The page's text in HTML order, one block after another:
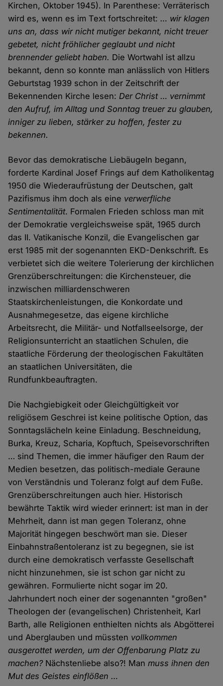
Kirchen, Oktober 1945). In Parenthese: Verräterisch
wird es, wenn es im Text fortschreitet: … wir klagen
uns an, dass wir nicht mutiger bekannt, nicht treuer
gebetet, nicht fröhlicher geglaubt und nicht
brennender geliebt haben. Die Wortwahl ist allzu
bekannt, denn so konnte man anlässlich von Hitlers
Geburtstag 1939 schon in der Zeitschrift der
Bekennenden Kirche lesen:Der Christ … vernimmt
den Aufruf, im Alltag und Sonntag treuer zu glauben,
inniger zu lieben, stärker zu hoffen, fester zu
bekennen.
Bevor das demokratische Liebäugeln begann,
forderte Kardinal Josef Frings auf dem Katholikentag
1950 die Wiederaufrüstung der Deutschen, galt
Pazifismus ihm doch als eine verwerfliche
Sentimentalität. Formalen Frieden schloss man mit
der Demokratie vergleichsweise spät, 1965 durch
das II. Vatikanische Konzil, die Evangelischen gar
erst 1985 mit der sogenannten EKD-Denkschrift. Es
verbietet sich die weitere Tolerierung der kirchlichen
Grenzüberschreitungen: die Kirchensteuer, die
inzwischen milliardenschweren
Staatskirchenleistungen, die Konkordate und
Ausnahmegesetze, das eigene kirchliche
Arbeitsrecht, die Militär- und Notfallseelsorge, der
Religionsunterricht an staatlichen Schulen, die
staatliche Förderung der theologischen Fakultäten
an staatlichen Universitäten, die
Rundfunkbeauftragten.
Die Nachgiebigkeit oder Gleichgültigkeit vor
religiösem Geschrei ist keine politische Option, das
Sonntagslächeln keine Einladung. Beschneidung,
Burka, Kreuz, Scharia, Kopftuch, Speisevorschriften
… sind Themen, die immer häufiger den Raum der
Medien besetzen, das politisch-mediale Geraune
von Verständnis und Toleranz folgt auf dem Fuße.
Grenzüberschreitungen auch hier. Historisch
bewährte Taktik wird wieder erinnert: ist man in der
Mehrheit, dann ist man gegen Toleranz, ohne
Majorität hingegen beschwört man sie. Dieser
Einbahnstraßentoleranz ist zu begegnen, sie ist
durch eine demokratisch verfasste Gesellschaft
nicht hinzunehmen, sie ist schon gar nicht zu
gewähren. Formulierte nicht sogar im 20.
Jahrhundert noch einer der sogenannten "großen"
Theologen der (evangelischen) Christenheit, Karl
Barth, alle Religionen enthielten nichts als Abgötterei
und Aberglauben und müssten vollkommen
ausgerottet werden, um der Offenbarung Platz zu
machen?Nächstenliebe also?! Manmuss ihnen den
Mut des Geistes einflößen …